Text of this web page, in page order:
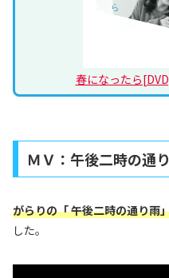
春になったら
ＭＶ：午後二時の通
がらりの「 午後二時の通り雨
した。